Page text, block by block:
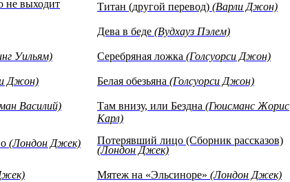
не выходит
Титан (другой перевод) (Варли Джон)
Дева в беде (Вудхауз Пэлем)
Уильям) Серебряная ложка (Голсуорси Джон)
Джон) Белая обезьяна (Голсуорси Джон)
Василий) Там внизу, или Бездна (Гюисманс Жорис
Карл)
(Лондон Джек)
Потерявший лицо (Сборник рассказов)
(Лондон Джек)
Мятеж на «Эльсиноре» (Лондон Джек)